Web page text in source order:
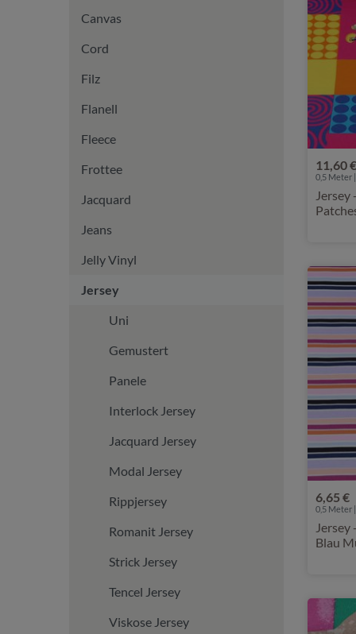
Canvas
Cord
Filz
Flanell
Fleece
Frottee
Jacquard
Jeans
Jelly Vinyl
Jersey
Uni
Gemustert
Panele
Interlock Jersey
Jacquard Jersey
Modal Jersey
Rippjersey
Romanit Jersey
Strick Jersey
Tencel Jersey
Viskose Jersey
11,60 €
0,5 Meter
6,65 €
0,5 Meter
Blau